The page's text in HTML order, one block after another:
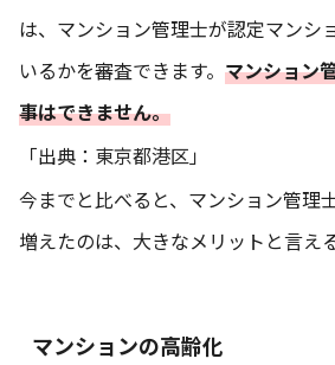
は、マンション管理士が認定マンシ
いるかを審査できます。 マンション
事はできません。
「出典： 東京都港区」
今までと比べると、マンション管理
増えたのは、大きなメリットと言え
マンションの高齢化